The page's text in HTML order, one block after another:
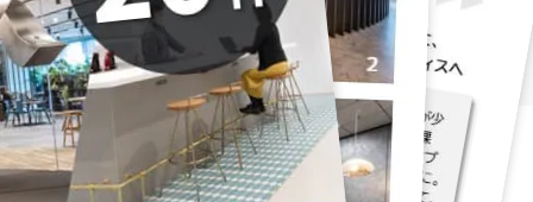
特殊電極株式会社 様
オカムラ 『CO-EN
LABO（こうえんらぼ）』
株式会社高知新聞社 様